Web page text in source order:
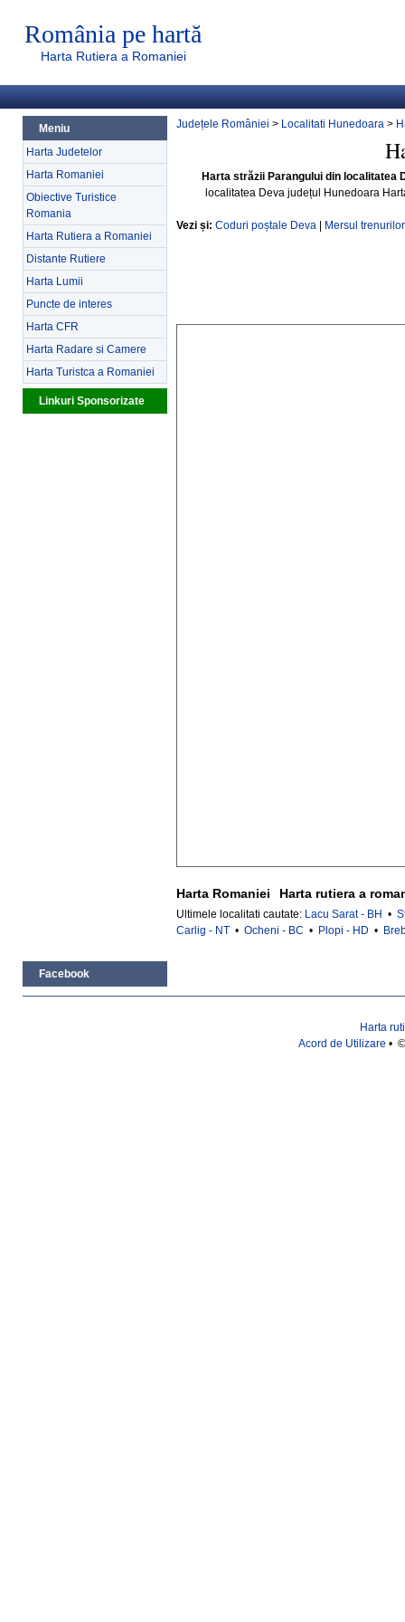
România pe hartă
Harta Rutiera a Romaniei
Meniu
Harta Judetelor
Harta Romaniei
Obiective Turistice
Romania
Harta Rutiera a Romaniei
Distante Rutiere
Harta Lumii
Puncte de interes
Harta CFR
Harta Radare si Camere
Harta Turistca a Romaniei
Linkuri Sponsorizate
Facebook
Județele României > Localitati Hunedoara >
Harta străzii Parangului din localitatea
localitatea Deva județul Hunedoara
Vezi și: Coduri poștale Deva Mersul
Harta Romaniei Harta rutiera a
Ultimele localitati cautate: Lacu Sarat - BH •
Carlig - NT • Ocheni - BC • Plopi - HD •
Harta
Acord de Utilizare •